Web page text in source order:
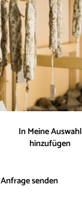
In Meine Auswahl
hinzufügen
Anfrage senden